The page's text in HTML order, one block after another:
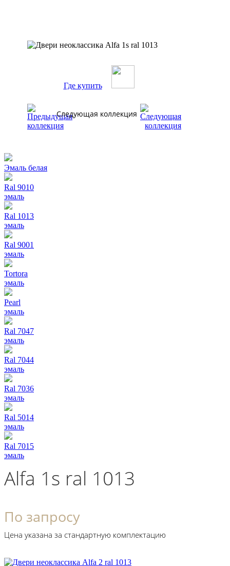
Где купить
Следующая коллекция
Эмаль белая
Ral 9010
эмаль
Ral 1013
эмаль
Ral 9001
эмаль
Tortora
эмаль
Pearl
эмаль
Ral 7047
эмаль
Ral 7044
эмаль
Ral 7036
эмаль
Ral 5014
эмаль
Ral 7015
эмаль
Alfa 1s ral 1013
По запросу
Цена указана за стандартную комплектацию